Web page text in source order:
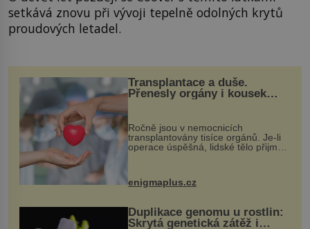
setkává znovu při vývoji tepelně odolných krytů
proudových letadel.
Transplantace a duše.
Přenesly orgány i kousek
Ročně jsou v nemocnicích
transplantovány tisíce orgánů. Je-li
operace úspěšná, lidské tělo přijme
enigmaplus.cz
Duplikace genomu u rostlin:
Skrytá genetická zátěž i